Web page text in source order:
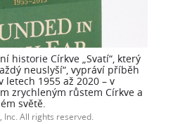
historie Církve „Svatí“, který
neuslyší“, vypráví příběh
1955 až 2020 – v
zrychleným růstem Církve a
světě.
Inc. All rights reserved.